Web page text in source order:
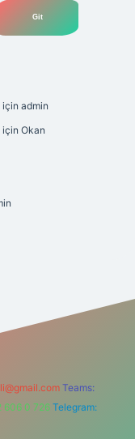
için admin
için Okan
Teams:
606 0 726 Telegram: